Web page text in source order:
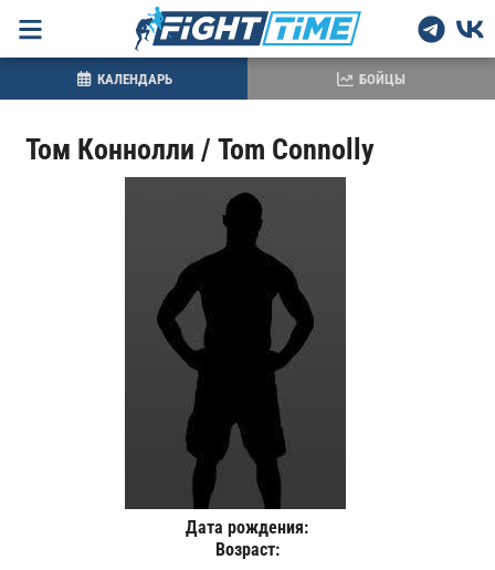
Том Коннолли / Tom Connolly
Дата рождения:
Возраст:
КАЛЕНДАРЬ БОЙЦЫ